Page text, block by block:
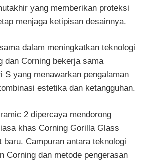
yang memberikan proteksi
menjaga ketipisan desainnya.
dalam meningkatkan teknologi
dan Corning bekerja sama
S yang menawarkan pengalaman
estetika dan ketangguhan.
2 dipercaya mendorong
khas Corning Gorilla Glass
baru. Campuran antara teknologi
Corning dan metode pengerasan